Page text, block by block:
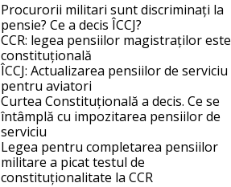
Procurorii militari sunt discriminați la
pensie? Ce a decis ÎCCJ?
CCR: legea pensiilor magistraților este
constituțională
ÎCCJ: Actualizarea pensiilor de serviciu
pentru aviatori
Curtea Constituțională a decis. Ce se
întâmplă cu impozitarea pensiilor de
serviciu
Legea pentru completarea pensiilor
militare a picat testul de
constituționalitate la CCR